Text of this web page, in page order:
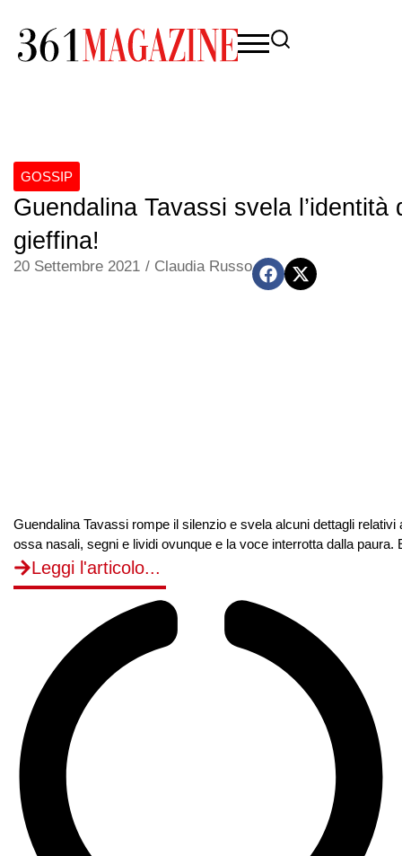
GOSSIP
Guendalina Tavassi svela
gieffina!
20 Settembre 2021 / Claudia Russo
Guendalina Tavassi rompe il silenzio e svela alcuni dettagli
ossa nasali, segni e lividi ovunque e la voce interrotta dalla
Leggi l'articolo...